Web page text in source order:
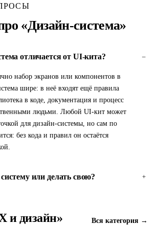
«Дизайн-система»
отличается от UI-кита? –
набор экранов или компонентов в
шире: в неё входят ещё правила
в коде, документация и процесс
людьми. Любой UI-кит может
для дизайн-системы, но сам по
без кода и правил он остаётся
или делать свою? +
и дизайн» Вся категория →